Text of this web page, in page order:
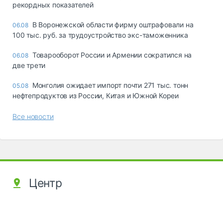
рекордных показателей
06.08 В Воронежской области фирму оштрафовали на
100 тыс. руб. за трудоустройство экс-таможенника
06.08 Товарооборот России и Армении сократился на
две трети
05.08 Монголия ожидает импорт почти 271 тыс. тонн
нефтепродуктов из России, Китая и Южной Кореи
Все новости
Центр